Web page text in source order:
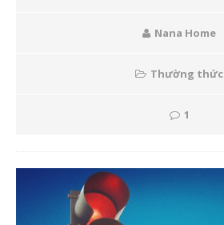
Nana Home
Thường thức
1